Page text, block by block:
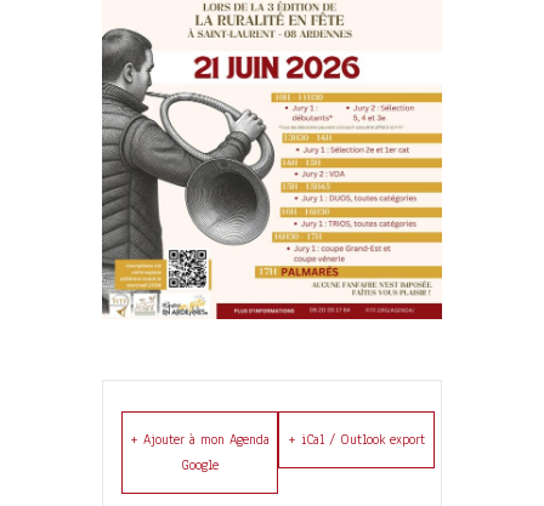
+ Ajouter à mon Agenda
Google
+ iCal / Outlook export